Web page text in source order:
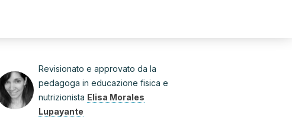
Revisionato e approvato da la
pedagoga in educazione fisica e
nutrizionista Elisa Morales
Lupayante